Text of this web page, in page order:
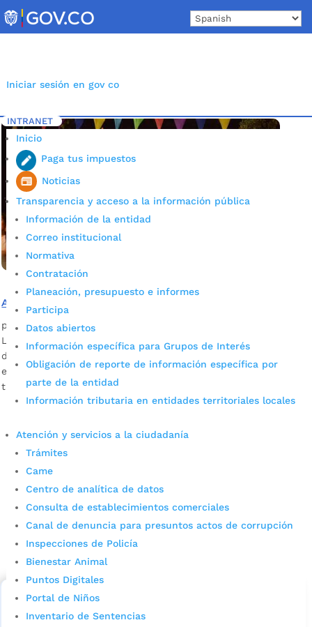
to
content
Iniciar sesión en gov co
INTRANET
Inicio
Paga tus impuestos
Noticias
Transparencia y acceso a la información pública
Información de la entidad
Correo institucional
Normativa
Contratación
Planeación, presupuesto e informes
Participa
Datos abiertos
Información específica para Grupos de Interés
Obligación de reporte de información específica por
parte de la entidad
Información tributaria en entidades territoriales locales
Atención y servicios a la ciudadanía
Trámites
Came
Centro de analítica de datos
Consulta de establecimientos comerciales
Canal de denuncia para presuntos actos de corrupción
Inspecciones de Policía
Bienestar Animal
Puntos Digitales
Portal de Niños
Inventario de Sentencias
Inicio 5 Etiqueta: PolaFest Bucaramanga 2022
Así fueron las ventas en el Pola Fest
por Edgar Augusto Sánchez
La organización del evento destacó el buen comportamiento
de los asistentes que permitió seguir reactivando la
economía local. Más de 75 mil cervezas se vendieron en los
tres días programados.
Cupos Escolares Bucaramanga 2022
Consulta aqui los pasos para inscribirse y solicitar un
cupo escolar en los colegios oficiales de
Bucaramanga.
Alcaldía de Bucaramanga